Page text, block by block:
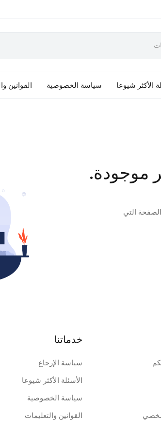
الأكثر شيوعا سياسة الخصوصية القوانين
موجودة.
التي
خدماتنا
سياسة الإرجاع
الأسئلة الأكثر شيوعا
سياسة الخصوصية
القوانين والتعليمات